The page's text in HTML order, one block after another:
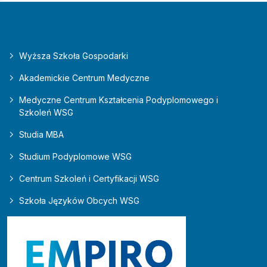
Wyższa Szkoła Gospodarki
Akademickie Centrum Medyczne
Medyczne Centrum Kształcenia Podyplomowego i
Szkoleń WSG
Studia MBA
Studium Podyplomowe WSG
Centrum Szkoleń i Certyfikacji WSG
Szkoła Języków Obcych WSG